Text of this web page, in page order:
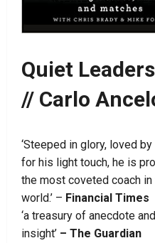
Quiet
// Carlo
‘Steeped in glory, loved
for his light touch, he is
the most coveted coach in
world.’ – Financial Times
‘a treasury of anecdote and
insight’ – The Guardian